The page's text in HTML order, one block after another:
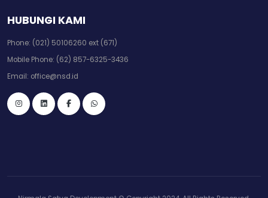
HUBUNGI KAMI
Phone: (021) 50106260 ext (671)
Mobile Phone: (62) 857-6325-3436
Email: office@nsd.id